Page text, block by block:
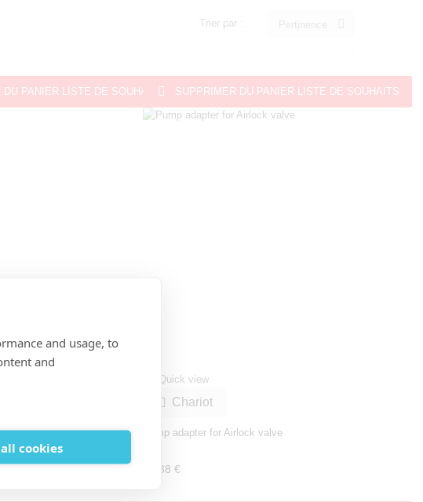
Trier par :
DU PANIER LISTE DE SOUHAITS SUPPRIMER DU PANIER LISTE DE SOUHAITS
Quick view
 Chariot
Pump adapter for Airlock valve
11,38 €
and usage, to
and
cookies